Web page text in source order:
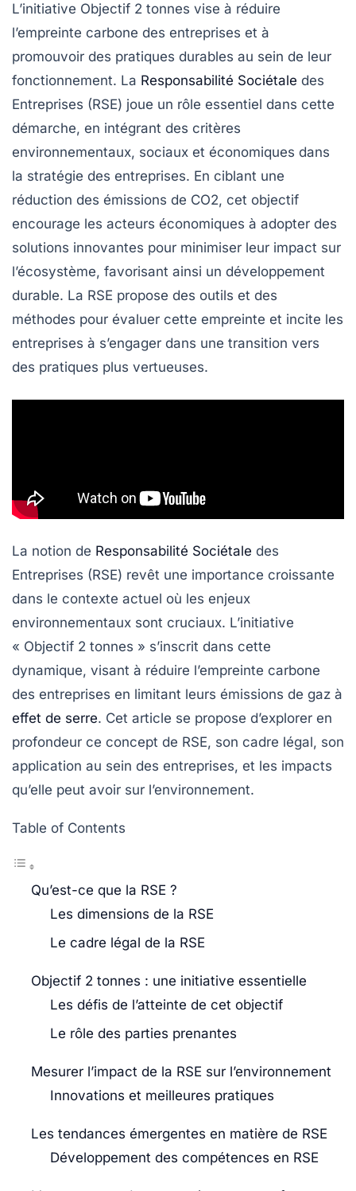
L’initiative Objectif 2 tonnes vise à réduire
l’empreinte carbone des entreprises et à
promouvoir des pratiques durables au sein de leur
fonctionnement. La Responsabilité Sociétale des
Entreprises (RSE) joue un rôle essentiel dans cette
démarche, en intégrant des critères
environnementaux, sociaux et économiques dans
la stratégie des entreprises. En ciblant une
réduction des émissions de CO2, cet objectif
encourage les acteurs économiques à adopter des
solutions innovantes pour minimiser leur impact sur
l’écosystème, favorisant ainsi un développement
durable. La RSE propose des outils et des
méthodes pour évaluer cette empreinte et incite les
entreprises à s’engager dans une transition vers
des pratiques plus vertueuses.
La notion de Responsabilité Sociétale des
Entreprises (RSE) revêt une importance croissante
dans le contexte actuel où les enjeux
environnementaux sont cruciaux. L’initiative
« Objectif 2 tonnes » s’inscrit dans cette
dynamique, visant à réduire l’empreinte carbone
des entreprises en limitant leurs émissions de gaz à
effet de serre. Cet article se propose d’explorer en
profondeur ce concept de RSE, son cadre légal, son
application au sein des entreprises, et les impacts
qu’elle peut avoir sur l’environnement.
Table of Contents
Qu’est-ce que la RSE ?
Les dimensions de la RSE
Le cadre légal de la RSE
Objectif 2 tonnes : une initiative essentielle
Les défis de l’atteinte de cet objectif
Le rôle des parties prenantes
Mesurer l’impact de la RSE sur l’environnement
Innovations et meilleures pratiques
Les tendances émergentes en matière de RSE
Développement des compétences en RSE